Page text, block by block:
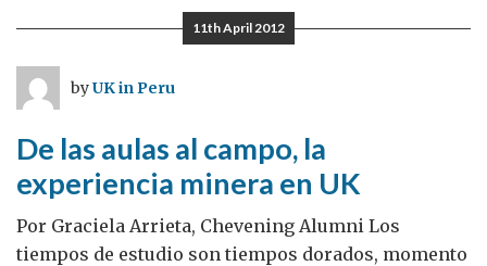
Compartiendo
11th April 2012
byUK in Peru
De las aulas al campo, la
experiencia minera en UK
Por Graciela Arrieta, Chevening Alumni Los
tiempos de estudio son tiempos dorados, momento